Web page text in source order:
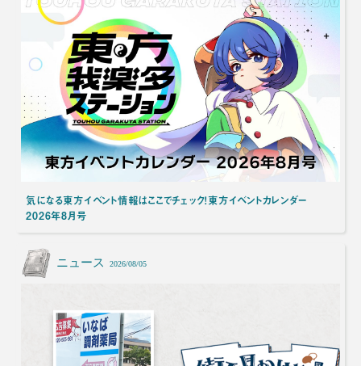
気になる東方イベント情報はここでチェック！東方イベントカレンダー
2026年8月号
ニュース 2026/08/05